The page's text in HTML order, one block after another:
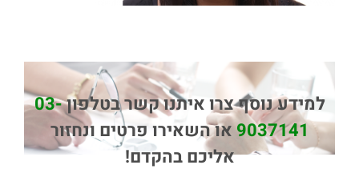
למידע נוסף צרו איתנו קשר בטלפון03-
9037141או השאירו פרטים ונחזור
אליכם בהקדם!